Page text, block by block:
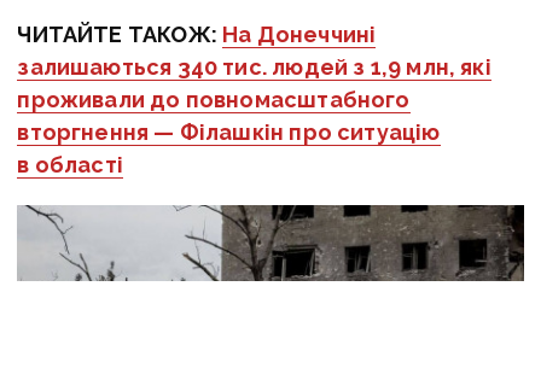
ЧИТАЙТЕ ТАКОЖ: На Донеччині
залишаються 340 тис. людей з 1,9 млн, які
проживали до повномасштабного
вторгнення — Філашкін про ситуацію
в області